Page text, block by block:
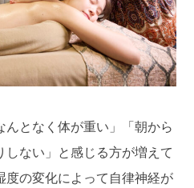
となく体が重い」「朝から
ない」と感じる方が増えて
度の変化によって自律神経が